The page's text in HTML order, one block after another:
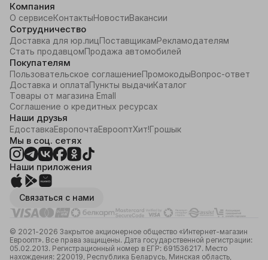
Компания
О сервисеКонтактыНовостиВакансии
Сотрудничество
Доставка для юр.лицПоставщикамРекламодателям
Стать продавцомПродажа автомобилей
Покупателям
Пользовательское соглашениеПромокодыВопрос-ответ
Доставка и оплатаПункты выдачиКаталог
Товары от магазина Emall
Соглашение о кредитных ресурсах
Наши друзья
ЕдоставкаЕвропочтаЕврооптХит!Грошык
Мы в соц. сетях
Наши приложения
Связаться с нами
© 2021-2026 Закрытое акционерное общество «Интернет-магазин
Евроопт». Все права защищены. Дата государственной регистрации:
05.02.2013. Регистрационный номер в ЕГР: 691536217. Место
нахождения: 220019, Республика Беларусь, Минская область,